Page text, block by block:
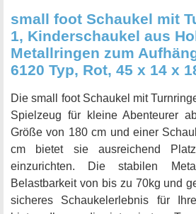
small foot Schaukel mit
1, Kinderschaukel aus
Metallringen zum
6120 Typ, Rot, 45 x 14 x
Die small foot Schaukel mit
Spielzeug für kleine Abenteurer
Größe von 180 cm und einer
cm bietet sie ausreichend
einzurichten. Die stabilen
Belastbarkeit von bis zu 70kg und
sicheres Schaukelerlebnis für